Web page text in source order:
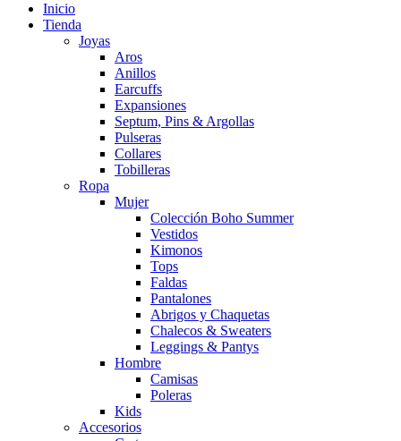
Inicio
Tienda
Joyas
Aros
Anillos
Earcuffs
Expansiones
Septum, Pins & Argollas
Pulseras
Collares
Tobilleras
Ropa
Mujer
Colección Boho Summer
Vestidos
Kimonos
Tops
Faldas
Pantalones
Abrigos y Chaquetas
Chalecos & Sweaters
Leggings & Pantys
Hombre
Camisas
Poleras
Kids
Accesorios